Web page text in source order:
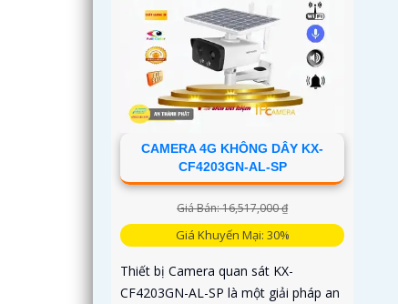
CAMERA 4G KHÔNG DÂY KX-
CF4203GN-AL-SP
Giá Bán: 16,517,000 ₫
Giá Khuyến Mại: 30%
Thiết bị Camera quan sát KX-
CF4203GN-AL-SP là một giải pháp an